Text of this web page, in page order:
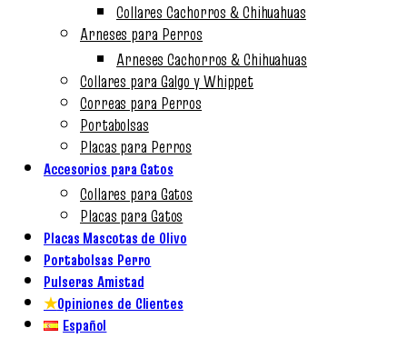
Collares Cachorros & Chihuahuas
Arneses para Perros
Arneses Cachorros & Chihuahuas
Collares para Galgo y Whippet
Correas para Perros
Portabolsas
Placas para Perros
Accesorios para Gatos
Collares para Gatos
Placas para Gatos
Placas Mascotas de Olivo
Portabolsas Perro
Pulseras Amistad
★Opiniones de Clientes
Español